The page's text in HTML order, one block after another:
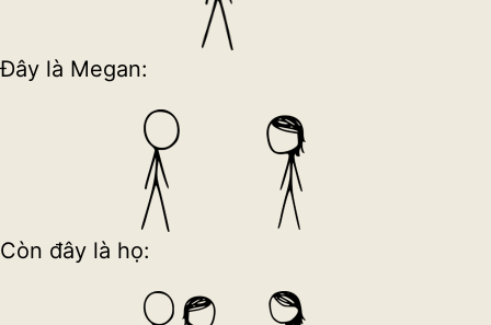
Đây là Megan:
Còn đây là họ: